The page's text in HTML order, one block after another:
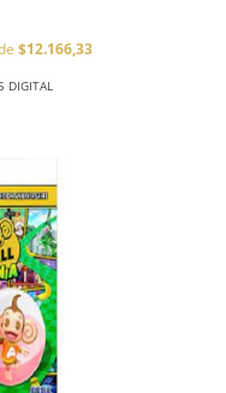
$12.166,33
DIGITAL